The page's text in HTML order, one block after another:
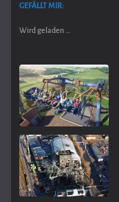
GEFÄLLT MIR:
Wird geladen …